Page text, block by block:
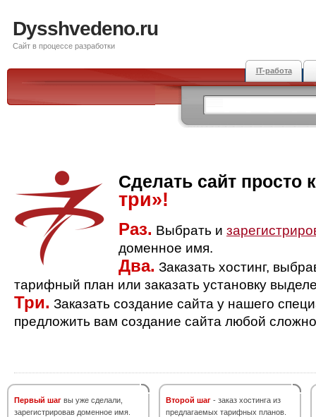
Dysshvedeno.ru
Сайт в процессе разработки
IT-работа
Сделать сайт просто
три»!
Раз. Выбрать и
доменное имя.
Два. Заказать хостинг,
тарифный план или заказать установку
Три. Заказать создание сайта у нашего
предложить вам создание сайта любой
Первый шаг вы уже сделали,
зарегистрировав доменное имя.
Второй шаг - заказ хостинга из
предлагаемых тарифных планов.